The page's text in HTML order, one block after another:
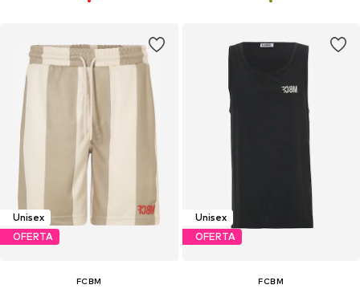
Unisex
OFERTA
FCBM
Unisex
OFERTA
FCBM